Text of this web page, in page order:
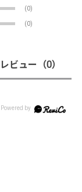
(0)
(0)
ビュー （0）